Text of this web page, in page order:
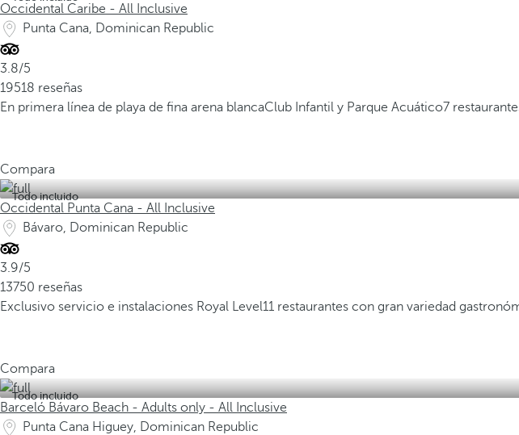
Occidental Caribe - All Inclusive
Punta Cana, Dominican Republic
3.8/5
19518 reseñas
En primera línea de playa de fina arena blancaClub Infantil y Parque Acuático7
Compara
Todo incluido
Occidental Punta Cana - All Inclusive
Bávaro, Dominican Republic
3.9/5
13750 reseñas
Exclusivo servicio e instalaciones Royal Level11 restaurantes con gran variedad
Compara
Todo incluido
Barceló Bávaro Beach - Adults only - All Inclusive
Punta Cana Higuey, Dominican Republic